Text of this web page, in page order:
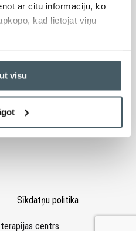
ar citu informāciju, ko
kad lietojat viņu
visu
centrs
Sīkdatņu politika